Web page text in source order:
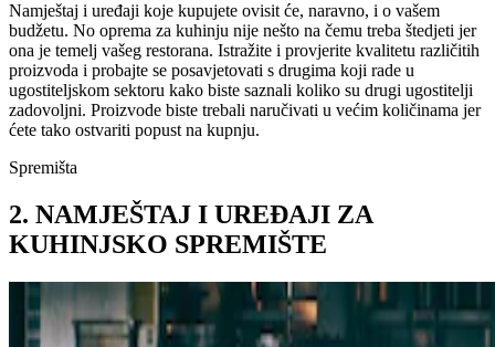
Namještaj i uređaji koje kupujete ovisit će, naravno, i o vašem
budžetu. No oprema za kuhinju nije nešto na čemu treba štedjeti jer
ona je temelj vašeg restorana. Istražite i provjerite kvalitetu različitih
proizvoda i probajte se posavjetovati s drugima koji rade u
ugostiteljskom sektoru kako biste saznali koliko su drugi ugostitelji
zadovoljni. Proizvode biste trebali naručivati u većim količinama jer
ćete tako ostvariti popust na kupnju.
Spremišta
2. NAMJEŠTAJ I UREĐAJI ZA
KUHINJSKO SPREMIŠTE